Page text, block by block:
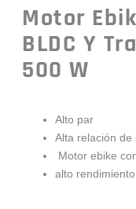
Motor
BLDC Y
500 W
Alto par
Alta relación de
Motor ebike
alto rendimiento